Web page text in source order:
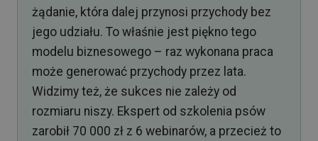
żądanie, która dalej przynosi przychody bez
jego udziału. To właśnie jest piękno tego
modelu biznesowego – raz wykonana praca
może generować przychody przez lata.
Widzimy też, że sukces nie zależy od
rozmiaru niszy. Ekspert od szkolenia psów
zarobił 70 000 zł z 6 webinarów, a przecież to